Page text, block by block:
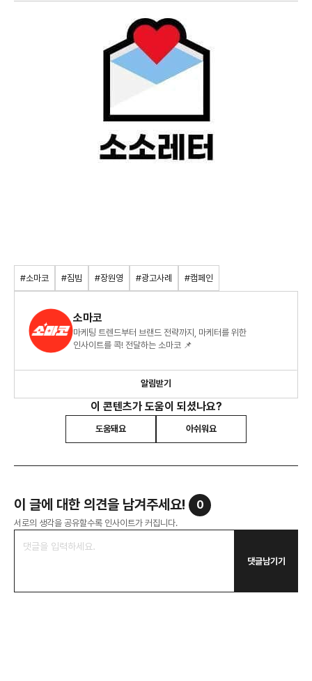
#소마코 #짐빔 #장원영 #광고사례 #캠페인
소마코
마케팅 트렌드부터 브랜드 전략까지, 마케터를 위한
인사이트를 콕! 전달하는 소마코 📌
알림받기
이 콘텐츠가 도움이 되셨나요?
도움돼요 아쉬워요
이 글에 대한 의견을 남겨주세요! 0
서로의 생각을 공유할수록 인사이트가 커집니다.
댓글남기기